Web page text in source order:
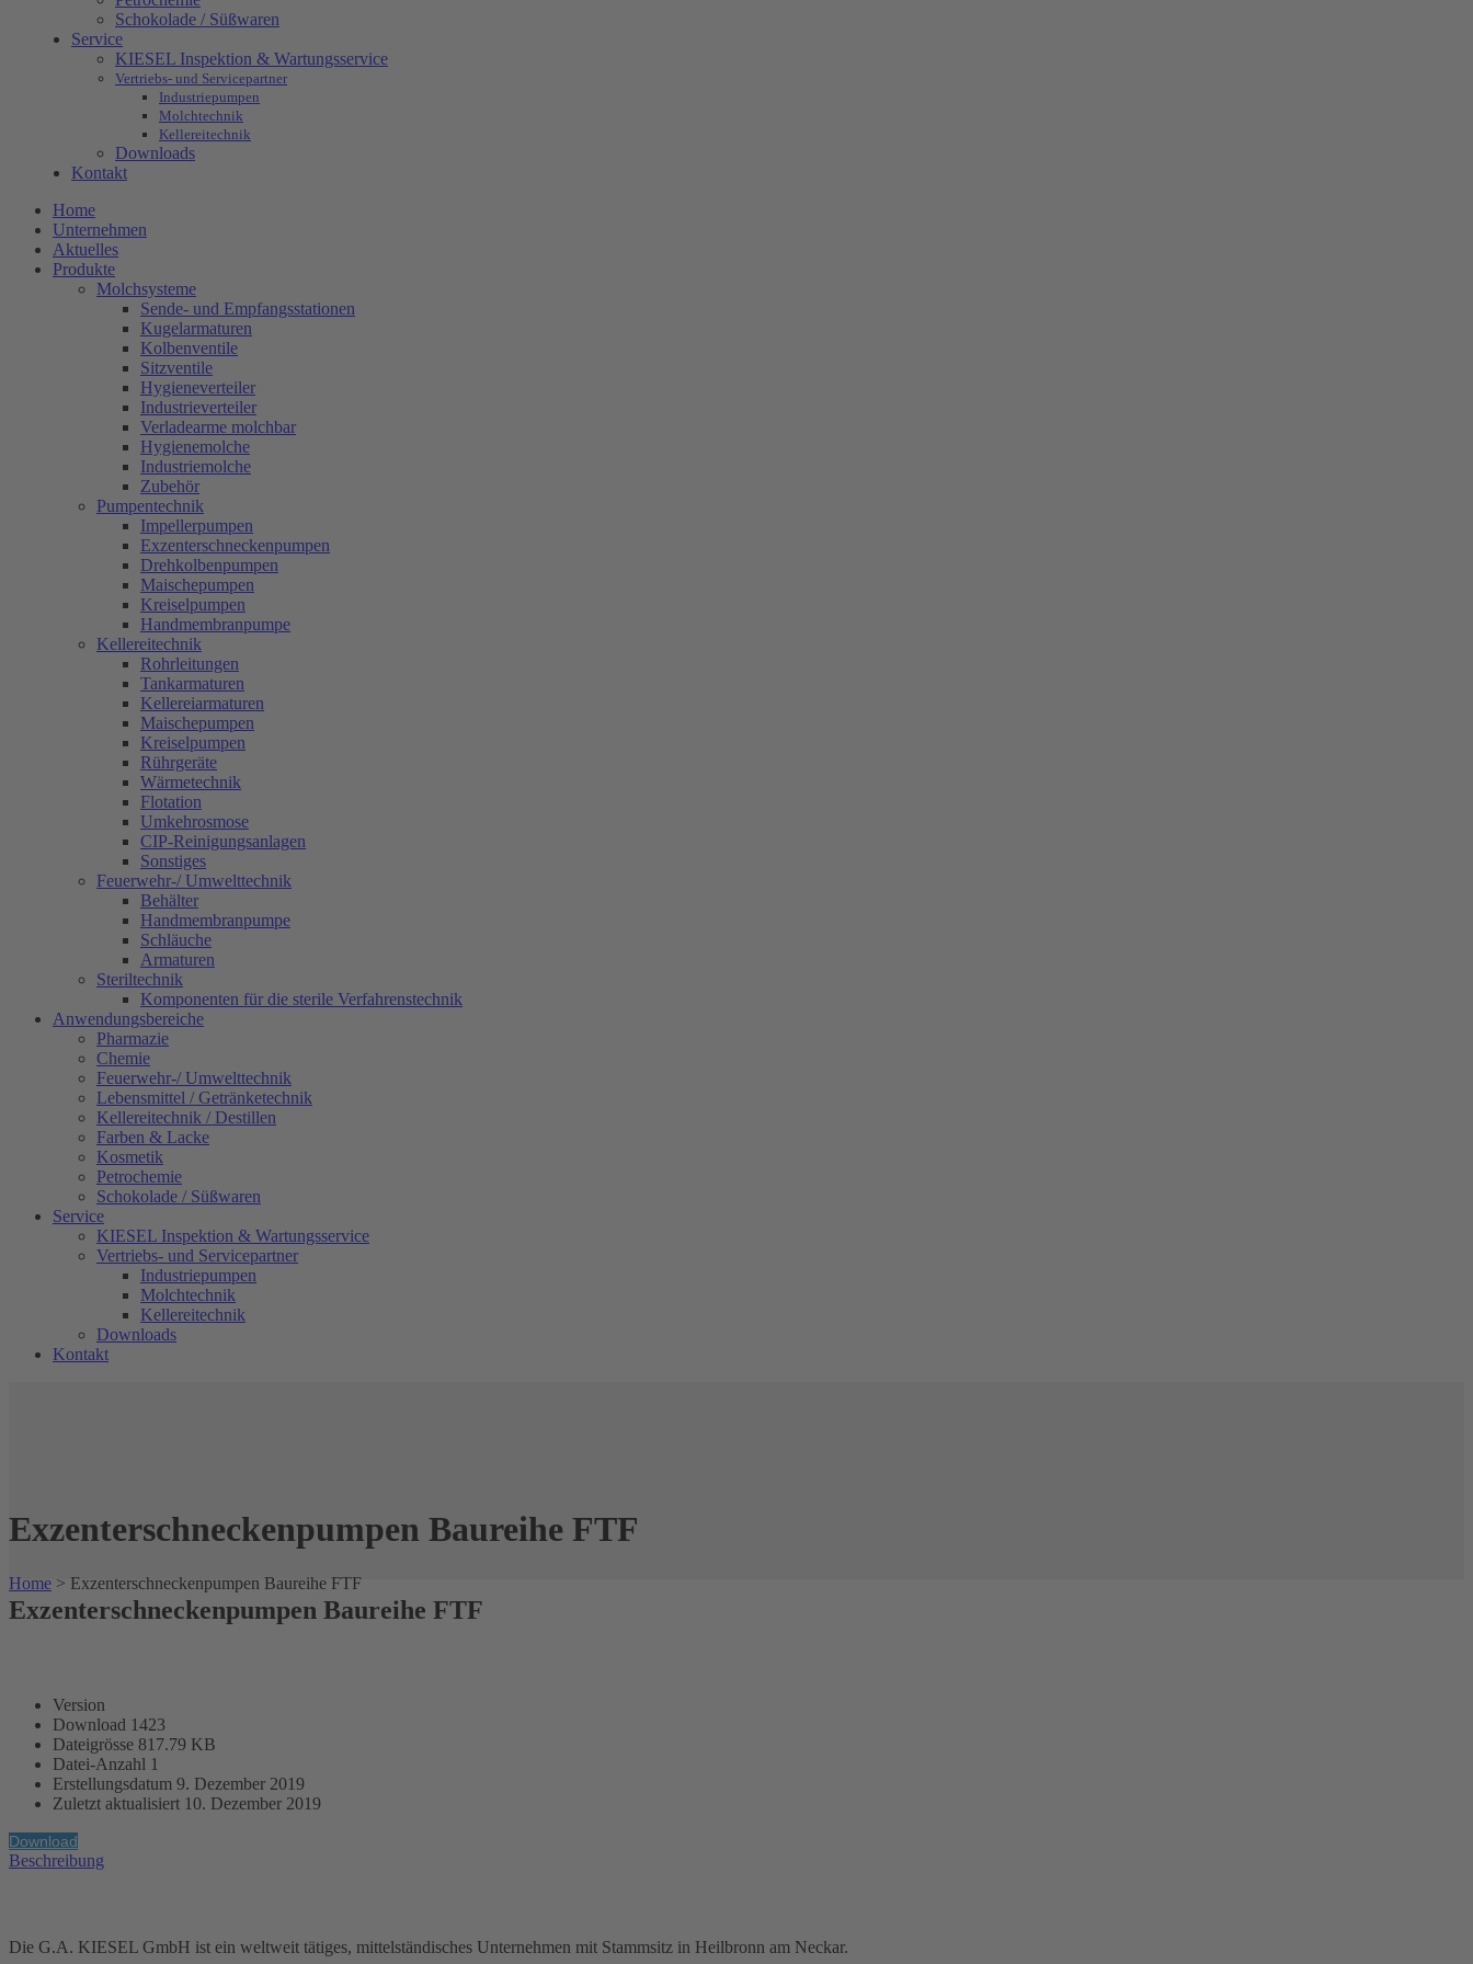
Schokolade / Süßwaren
Service
KIESEL Inspektion & Wartungsservice
Vertriebs- und Servicepartner
Industriepumpen
Molchtechnik
Kellereitechnik
Downloads
Kontakt
Home
Unternehmen
Aktuelles
Produkte
Molchsysteme
Sende- und Empfangsstationen
Kugelarmaturen
Kolbenventile
Sitzventile
Hygieneverteiler
Industrieverteiler
Verladearme molchbar
Hygienemolche
Industriemolche
Zubehör
Pumpentechnik
Impellerpumpen
Exzenterschneckenpumpen
Drehkolbenpumpen
Maischepumpen
Kreiselpumpen
Handmembranpumpe
Kellereitechnik
Rohrleitungen
Tankarmaturen
Kellereiarmaturen
Maischepumpen
Kreiselpumpen
Rührgeräte
Wärmetechnik
Flotation
Umkehrosmose
CIP-Reinigungsanlagen
Sonstiges
Feuerwehr-/ Umwelttechnik
Behälter
Handmembranpumpe
Schläuche
Armaturen
Steriltechnik
Komponenten für die sterile Verfahrenstechnik
Anwendungsbereiche
Pharmazie
Chemie
Feuerwehr-/ Umwelttechnik
Lebensmittel / Getränketechnik
Kellereitechnik / Destillen
Farben & Lacke
Kosmetik
Petrochemie
Schokolade / Süßwaren
Service
KIESEL Inspektion & Wartungsservice
Vertriebs- und Servicepartner
Industriepumpen
Molchtechnik
Kellereitechnik
Downloads
Kontakt
Exzenterschneckenpumpen Baureihe FTF
Home > Exzenterschneckenpumpen Baureihe FTF
Exzenterschneckenpumpen Baureihe FTF
Version
Download 1423
Dateigrösse 817.79 KB
Datei-Anzahl 1
Erstellungsdatum 9. Dezember 2019
Zuletzt aktualisiert 10. Dezember 2019
Download
Beschreibung
Die G.A. KIESEL GmbH ist ein weltweit tätiges, mittelständisches Unternehmen mit Stammsitz in Heilbronn am Neckar.